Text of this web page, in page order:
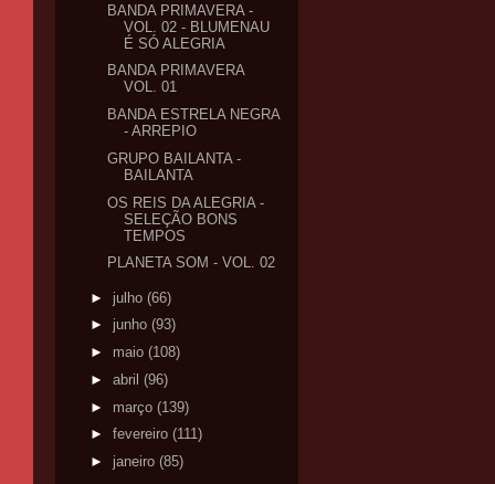
BANDA PRIMAVERA -
VOL. 02 - BLUMENAU
É SÓ ALEGRIA
BANDA PRIMAVERA
VOL. 01
BANDA ESTRELA NEGRA
- ARREPIO
GRUPO BAILANTA -
BAILANTA
OS REIS DA ALEGRIA -
SELEÇÃO BONS
TEMPOS
PLANETA SOM - VOL. 02
► julho (66)
► junho (93)
► maio (108)
► abril (96)
► março (139)
► fevereiro (111)
► janeiro (85)